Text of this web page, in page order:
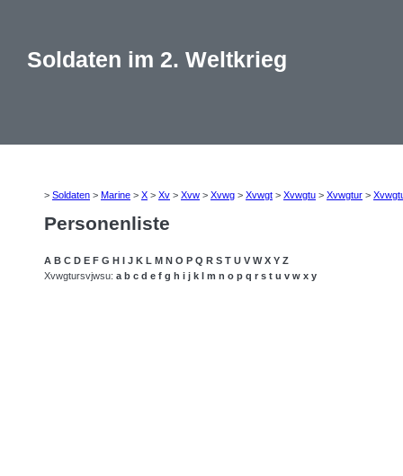
Soldaten im 2. Weltkrieg
> Soldaten > Marine > X > Xv > Xvw > Xvwg > Xvwgt > Xvwgtu > Xvwgtur >
Personenliste
A B C D E F G H I J K L M N O P Q R S T U V W X Y Z
Xvwgtursvjwsu: a b c d e f g h i j k l m n o p q r s t u v w x y